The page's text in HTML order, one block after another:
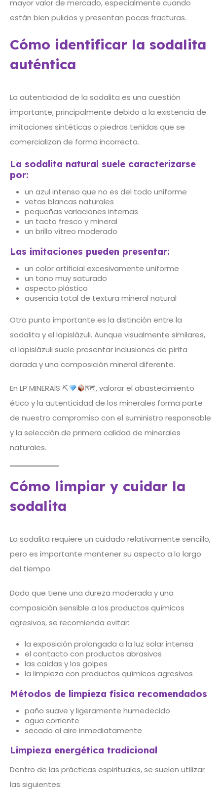
mayor valor de mercado, especialmente cuando
están bien pulidos y presentan pocas fracturas.
Cómo identificar la sodalita
auténtica
La autenticidad de la sodalita es una cuestión
importante, principalmente debido a la existencia de
imitaciones sintéticas o piedras teñidas que se
comercializan de forma incorrecta.
La sodalita natural suele caracterizarse
por:
un azul intenso que no es del todo uniforme
vetas blancas naturales
pequeñas variaciones internas
un tacto fresco y mineral
un brillo vítreo moderado
Las imitaciones pueden presentar:
un color artificial excesivamente uniforme
un tono muy saturado
aspecto plástico
ausencia total de textura mineral natural
Otro punto importante es la distinción entre la
sodalita y el lapislázuli. Aunque visualmente similares,
el lapislázuli suele presentar inclusiones de pirita
dorada y una composición mineral diferente.
En LP MINERAIS ⛏
🗺, valorar el abastecimiento
ético y la autenticidad de los minerales forma parte
de nuestro compromiso con el suministro responsable
y la selección de primera calidad de minerales
naturales.
Cómo limpiar y cuidar la
sodalita
La sodalita requiere un cuidado relativamente sencillo,
pero es importante mantener su aspecto a lo largo
del tiempo.
Dado que tiene una dureza moderada y una
composición sensible a los productos químicos
agresivos, se recomienda evitar:
la exposición prolongada a la luz solar intensa
el contacto con productos abrasivos
las caídas y los golpes
la limpieza con productos químicos agresivos
Métodos de limpieza física recomendados
paño suave y ligeramente humedecido
agua corriente
secado al aire inmediatamente
Limpieza energética tradicional
Dentro de las prácticas espirituales, se suelen utilizar
las siguientes: